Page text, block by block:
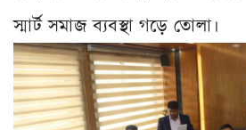
স্মার্ট সমাজ ব্যবস্থা গড়ে তোলা।